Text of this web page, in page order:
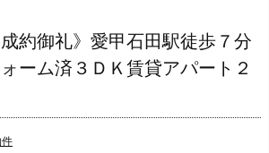
成約御礼》愛甲石田駅徒歩７分
ーム済３ＤＫ賃貸アパート２